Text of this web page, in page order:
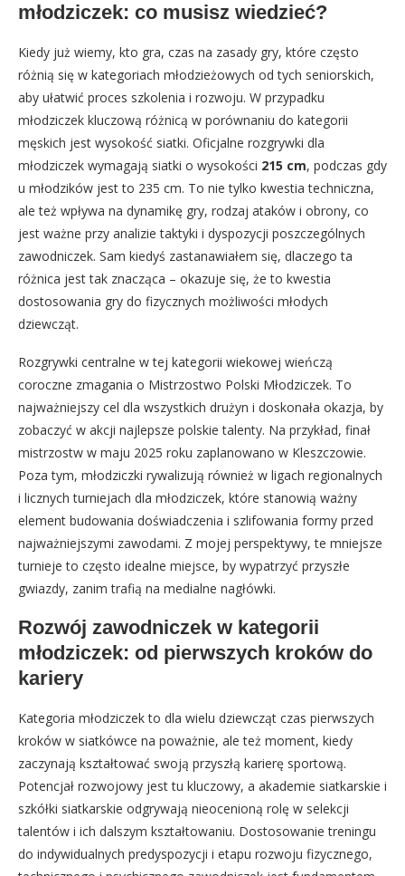
młodziczek: co musisz wiedzieć?
Kiedy już wiemy, kto gra, czas na zasady gry, które często
różnią się w kategoriach młodzieżowych od tych seniorskich,
aby ułatwić proces szkolenia i rozwoju. W przypadku
młodziczek kluczową różnicą w porównaniu do kategorii
męskich jest wysokość siatki. Oficjalne rozgrywki dla
młodziczek wymagają siatki o wysokości 215 cm, podczas gdy
u młodzików jest to 235 cm. To nie tylko kwestia techniczna,
ale też wpływa na dynamikę gry, rodzaj ataków i obrony, co
jest ważne przy analizie taktyki i dyspozycji poszczególnych
zawodniczek. Sam kiedyś zastanawiałem się, dlaczego ta
różnica jest tak znacząca – okazuje się, że to kwestia
dostosowania gry do fizycznych możliwości młodych
dziewcząt.
Rozgrywki centralne w tej kategorii wiekowej wieńczą
coroczne zmagania o Mistrzostwo Polski Młodziczek. To
najważniejszy cel dla wszystkich drużyn i doskonała okazja, by
zobaczyć w akcji najlepsze polskie talenty. Na przykład, finał
mistrzostw w maju 2025 roku zaplanowano w Kleszczowie.
Poza tym, młodziczki rywalizują również w ligach regionalnych
i licznych turniejach dla młodziczek, które stanowią ważny
element budowania doświadczenia i szlifowania formy przed
najważniejszymi zawodami. Z mojej perspektywy, te mniejsze
turnieje to często idealne miejsce, by wypatrzyć przyszłe
gwiazdy, zanim trafią na medialne nagłówki.
Rozwój zawodniczek w kategorii
młodziczek: od pierwszych kroków do
kariery
Kategoria młodziczek to dla wielu dziewcząt czas pierwszych
kroków w siatkówce na poważnie, ale też moment, kiedy
zaczynają kształtować swoją przyszłą karierę sportową.
Potencjał rozwojowy jest tu kluczowy, a akademie siatkarskie i
szkółki siatkarskie odgrywają nieocenioną rolę w selekcji
talentów i ich dalszym kształtowaniu. Dostosowanie treningu
do indywidualnych predyspozycji i etapu rozwoju fizycznego,